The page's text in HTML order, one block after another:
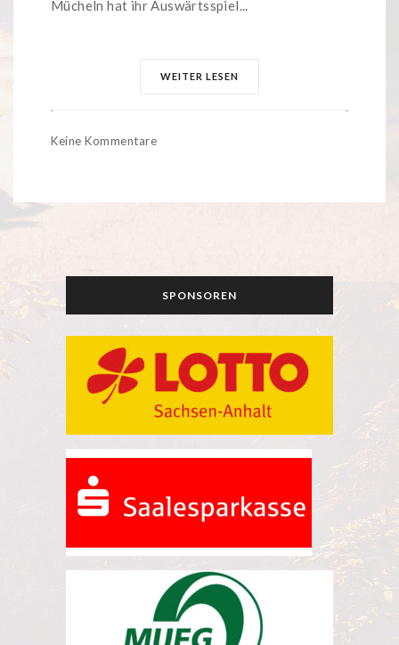
Mücheln hat ihr Auswärtsspiel...
WEITER LESEN
Keine Kommentare
SPONSOREN